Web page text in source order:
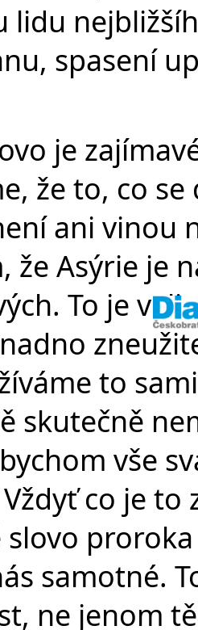
lidu
spasení
je
že to, co
ani vinou
že Asýrie je
To je
to
skutečně
vše
co je
slovo
samotné.
ne jenom